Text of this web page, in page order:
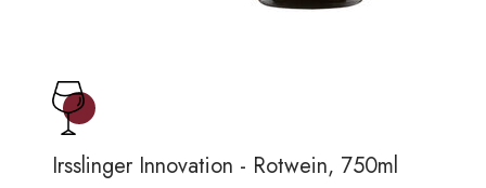
Irsslinger Innovation - Rotwein, 750ml